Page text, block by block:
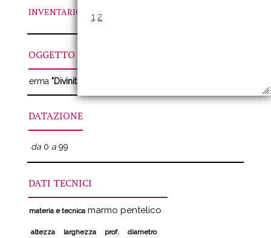
INVENTARIO N. VIC
OGGETTO
erma "Divinit barbata"
DATAZIONE
da0 a99
DATI TECNICI
materia e tecnicamarmo pentelico
altezza larghezza prof. diametro
1 2